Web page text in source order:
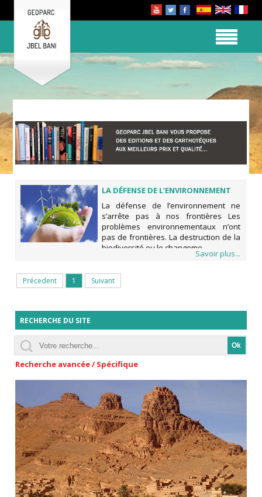
LA DÉFENSE DE L’ENVIRONNEMENT
NE S’ARRÊTE PAS À NOS FRONTIÈRES
La défense de l’environnement ne
s’arrête pas à nos frontières Les
problèmes environnementaux n’ont
pas de frontières. La destruction de la
biodiversité ou le changeme
Savoir plus...
Précedent 1 Suivant
RECHERCHE DU SITE
Recherche avancée / Spécifique